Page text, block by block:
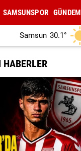
SAMSUNSPOR GÜNDEM
Samsun 30.1°
HABERLER